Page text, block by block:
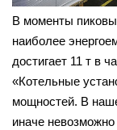
В моменты
наиболее
достигает 11 т в
«Котельные
мощностей. В
иначе